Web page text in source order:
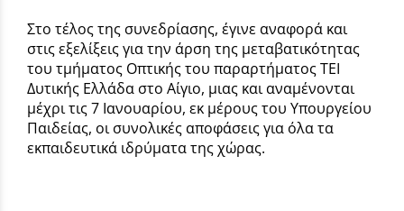
Στο τέλος της συνεδρίασης, έγινε αναφορά και
στις εξελίξεις για την άρση της μεταβατικότητας
του τμήματος Οπτικής του παραρτήματος ΤΕΙ
Δυτικής Ελλάδα στο Αίγιο, μιας και αναμένονται
μέχρι τις 7 Ιανουαρίου, εκ μέρους του Υπουργείου
Παιδείας, οι συνολικές αποφάσεις για όλα τα
εκπαιδευτικά ιδρύματα της χώρας.